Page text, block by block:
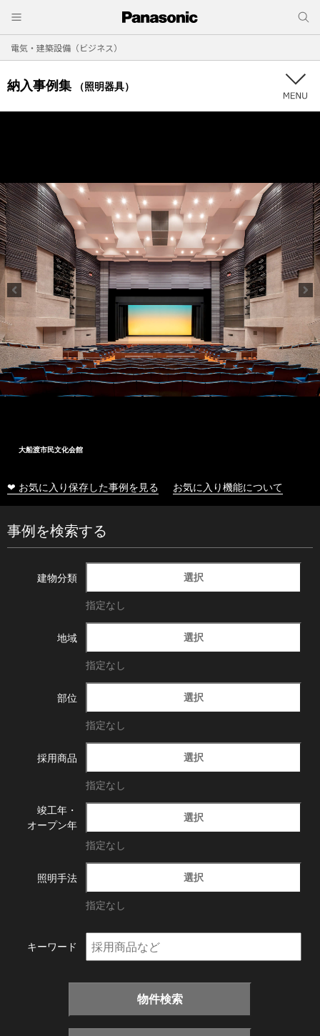
電気・建築設備（ビジネス）
納入事例集 （照明器具）
大船渡市民文化会館
❤ お気に入り保存した事例を見る お気に入り機能について
事例を検索する
建物分類 選択
指定なし
地域 選択
指定なし
部位 選択
指定なし
採用商品 選択
指定なし
竣工年・
オープン年
選択
指定なし
照明手法 選択
指定なし
キーワード
物件検索